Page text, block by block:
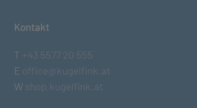
Kontakt
T +43 5577 20 555
E office@kugelfink.at
W shop.kugelfink.at